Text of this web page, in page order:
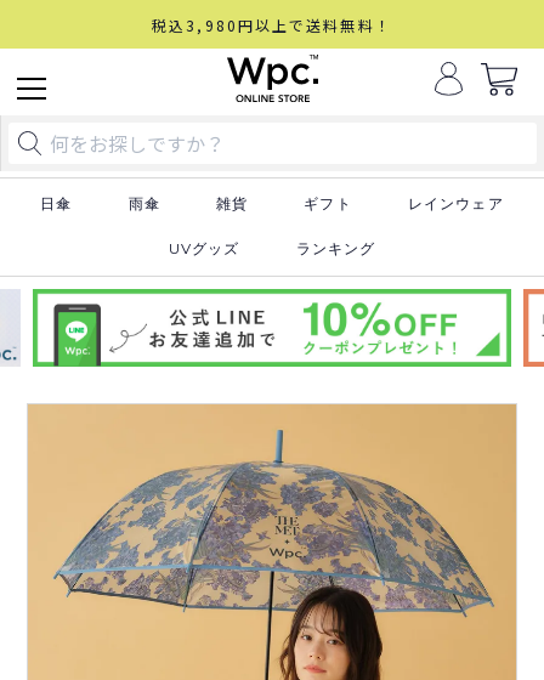
税込3,980円以上で送料無料！
日傘 雨傘 雑貨 ギフト レインウェア
UVグッズ ランキング